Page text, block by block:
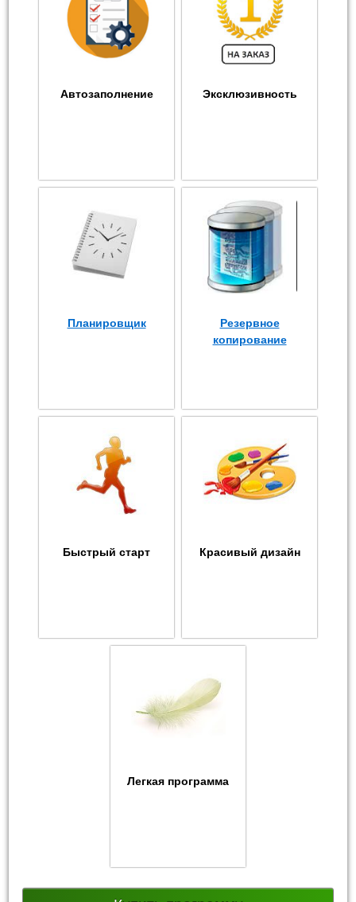
Автозаполнение Эксклюзивность
Планировщик
Резервное
копирование
Быстрый старт Красивый дизайн
Легкая программа